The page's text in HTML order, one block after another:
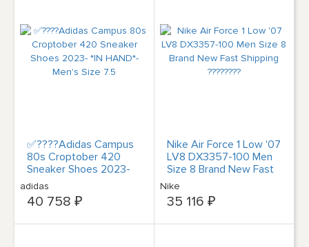
✅????Adidas Campus
80s Croptober 420
Sneaker Shoes 2023-
*IN HAND*- Men's Size
7.5
adidas
40 758 ₽
Nike Air Force 1 Low '07
LV8 DX3357-100 Men
Size 8 Brand New Fast
Shipping ????????
Nike
35 116 ₽